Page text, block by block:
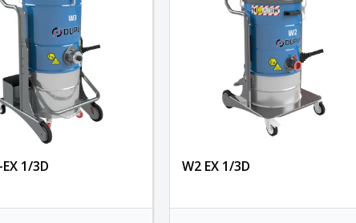
1/3D W2 EX 1/3D